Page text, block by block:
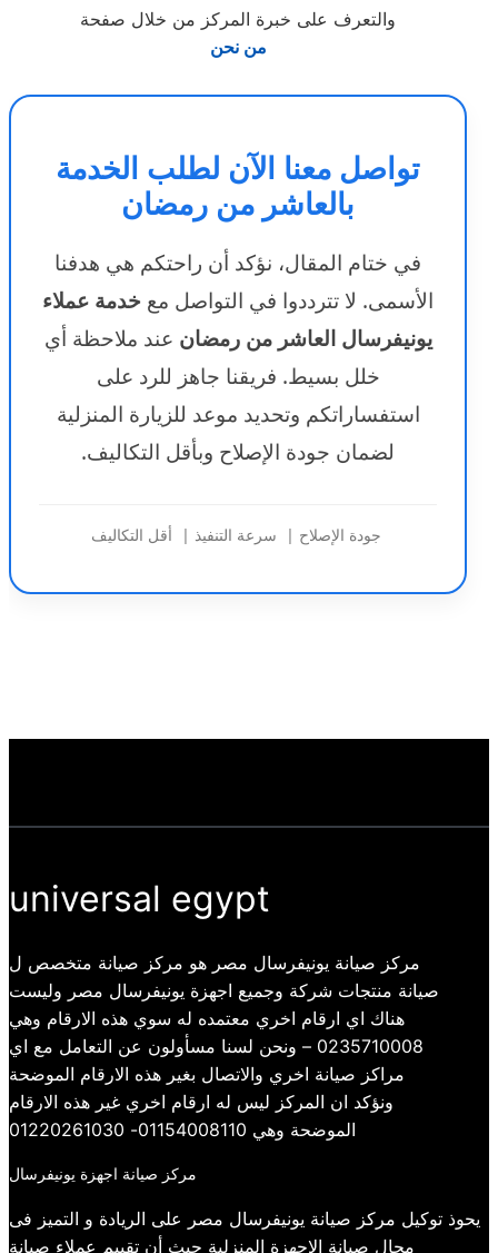
والتعرف على خبرة المركز من خلال صفحة
من نحن
تواصل معنا الآن لطلب الخدمة
بالعاشر من رمضان
في ختام المقال، نؤكد أن راحتكم هي هدفنا
الأسمى. لا تترددوا في التواصل مع خدمة عملاء
يونيفرسال العاشر من رمضان عند ملاحظة أي
خلل بسيط. فريقنا جاهز للرد على
استفساراتكم وتحديد موعد للزيارة المنزلية
لضمان جودة الإصلاح وبأقل التكاليف.
جودة الإصلاح | سرعة التنفيذ | أقل التكاليف
universal egypt
مركز صيانة يونيفرسال مصر هو مركز صيانة متخصص ل
صيانة منتجات شركة وجميع اجهزة يونيفرسال مصر وليست
هناك اي ارقام اخري معتمده له سوي هذه الارقام وهي
0235710008 – ونحن لسنا مسأولون عن التعامل مع اي
مراكز صيانة اخري والاتصال بغير هذه الارقام الموضحة
ونؤكد ان المركز ليس له ارقام اخري غير هذه الارقام
الموضحة وهي 01154008110- 01220261030
مركز صيانة اجهزة يونيفرسال
يحوذ توكيل مركز صيانة يونيفرسال مصر على الريادة و التميز فى
مجال صيانة الاجهزة المنزلية حيث أن تقييم عملاء صيانة